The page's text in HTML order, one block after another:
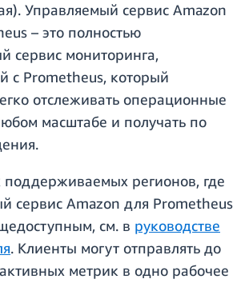
Управляемый сервис Amazon
– это полностью
сервис мониторинга,
с Prometheus, который
отслеживать операционные
масштабе и получать по
поддерживаемых регионов, где
сервис Amazon для Prometheus
см. в руководстве
. Клиенты могут отправлять до
метрик в одно рабочее